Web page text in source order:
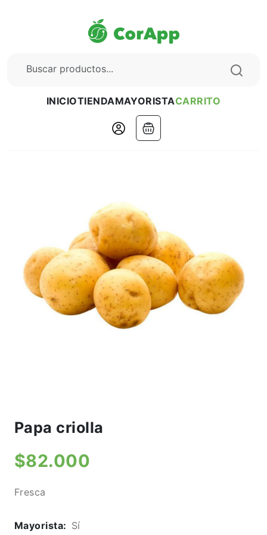
INICIOTIENDAMAYORISTACARRITO
Papa criolla
$82.000
Fresca
Mayorista: Sí